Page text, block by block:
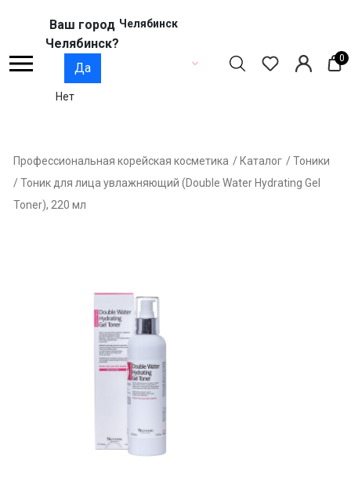
Ваш город
Челябинск?
Да
Нет
Челябинск
0
Профессиональная корейская косметика / Каталог / Тоники
/ Тоник для лица увлажняющий (Double Water Hydrating Gel
Toner), 220 мл